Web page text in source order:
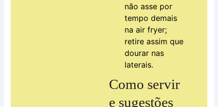
não asse por
tempo demais
na air fryer;
retire assim que
dourar nas
laterais.
Como servir
e sugestões